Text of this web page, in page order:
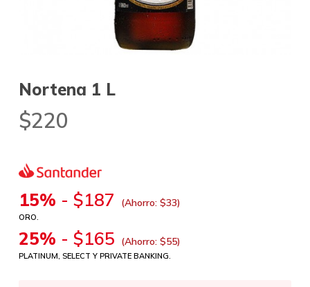
Nortena 1 L
$220
15% - $187 (Ahorro: $33)
ORO.
25% - $165 (Ahorro: $55)
PLATINUM, SELECT Y PRIVATE BANKING.